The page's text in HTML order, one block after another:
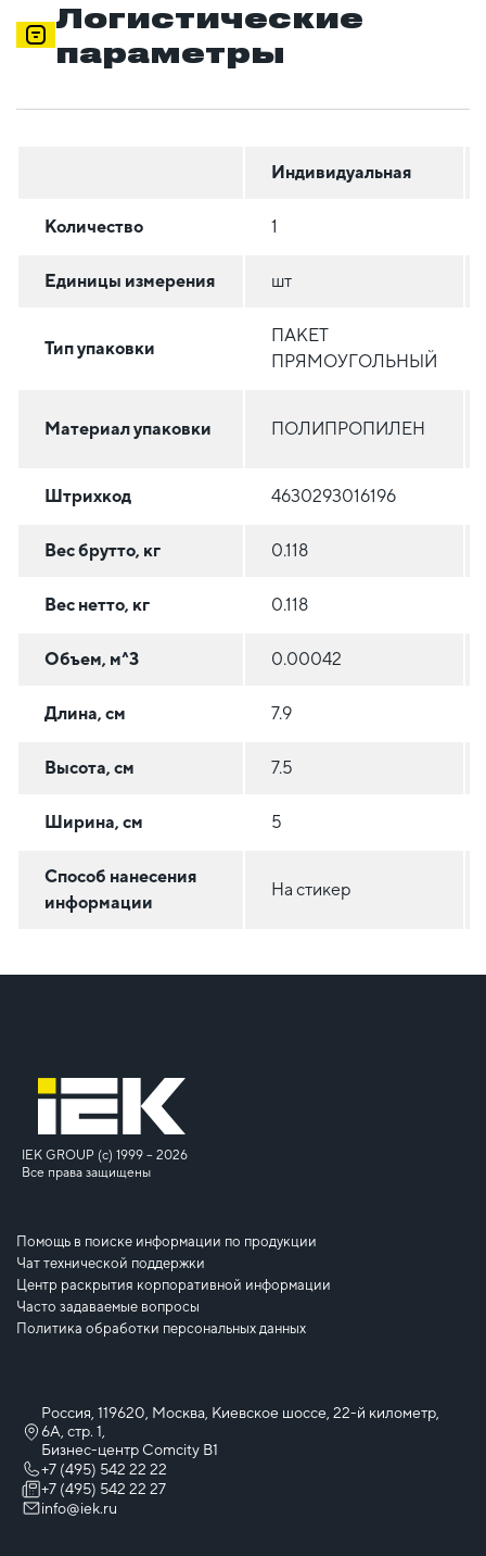
Логистические
параметры
Индивидуальная
Количество 1
Единицы измерения шт
Тип упаковки
ПАКЕТ
ПРЯМОУГОЛЬНЫЙ
Материал упаковки ПОЛИПРОПИЛЕН
Штрихкод 4630293016196
Вес брутто, кг 0.118
Вес нетто, кг 0.118
Объем, м^3 0.00042
Длина, см 7.9
Высота, см 7.5
Ширина, см 5
Способ нанесения
информации
На стикер
IEK GROUP (c) 1999 – 2026
Все права защищены
Помощь в поиске информации по продукции
Чат технической поддержки
Центр раскрытия корпоративной информации
Часто задаваемые вопросы
Политика обработки персональных данных
Россия, 119620, Москва, Киевское шоссе, 22-й километр,
6А, стр. 1,
Бизнес-центр Comcity B1
+7 (495) 542 22 22
+7 (495) 542 22 27
info@iek.ru